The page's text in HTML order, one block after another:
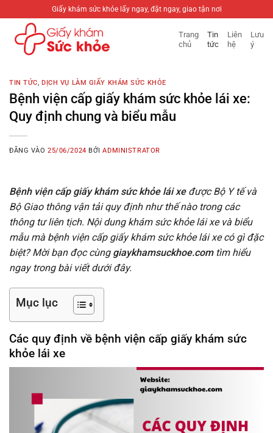
qua
Giấy khám sức khỏe lấy ngay, đặt ngay, giao tận nơi
Trang
chủ
Tin
tức
Liên
hệ
Lưu
ý
TIN TỨC,DỊCH VỤ LÀM GIẤY KHÁM SỨC KHỎE
Bệnh viện cấp giấy khám sức khỏe lái xe:
Quy định chung và biểu mẫu
ĐĂNG VÀO25/06/2024 BỞIADMINISTRATOR
Bệnh viện cấp giấy khám sức khỏe lái xeđược Bộ Y tế và
Bộ Giao thông vận tải quy định như thế nào trong các
thông tư liên tịch. Nội dung khám sức khỏe lái xe và biểu
mẫu mà bệnh viện cấp giấy khám sức khỏe lái xe có gì đặc
biệt? Mời bạn đọc cùng giaykhamsuckhoe.comtìm hiểu
ngay trong bài viết dưới đây.
Mục lục
Các quy định về bệnh viện cấp giấy khám sức
khỏe lái xe